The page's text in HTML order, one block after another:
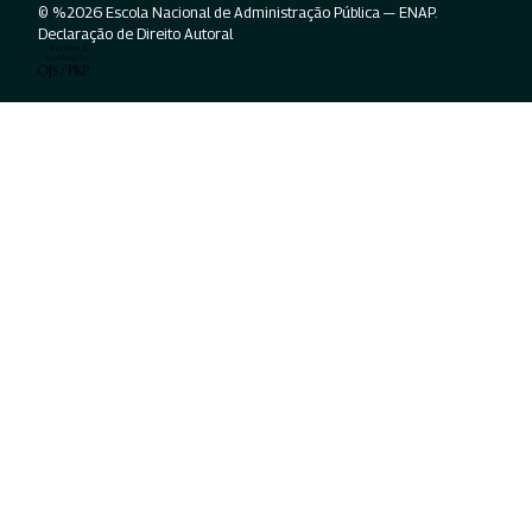
© %2026 Escola Nacional de Administração Pública — ENAP.
Declaração de Direito Autoral